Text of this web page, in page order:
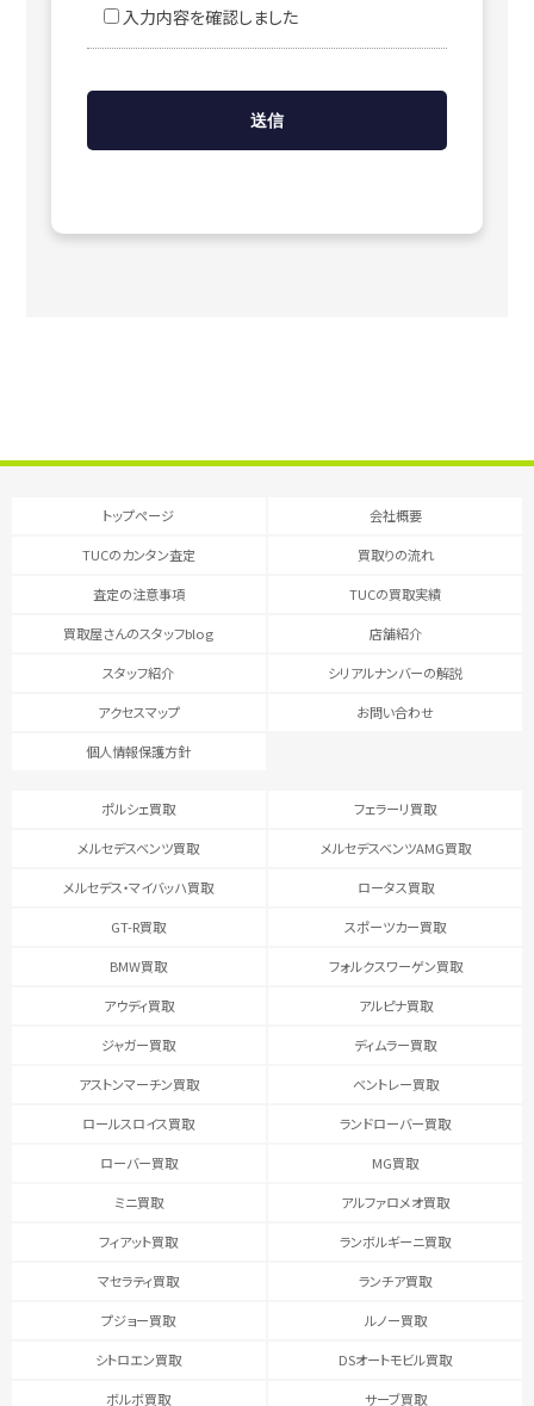
入力内容を確認しました
トップページ 会社概要
TUCのカンタン査定 買取りの流れ
査定の注意事項 TUCの買取実績
買取屋さんのスタッフblog 店舗紹介
スタッフ紹介 シリアルナンバーの解説
アクセスマップ お問い合わせ
個人情報保護方針
ポルシェ買取 フェラーリ買取
メルセデスベンツ買取 メルセデスベンツAMG買取
メルセデス・マイバッハ買取 ロータス買取
GT-R買取 スポーツカー買取
BMW買取 フォルクスワーゲン買取
アウディ買取 アルピナ買取
ジャガー買取 ディムラー買取
アストンマーチン買取 ベントレー買取
ロールスロイス買取 ランドローバー買取
ローバー買取 MG買取
ミニ買取 アルファロメオ買取
フィアット買取 ランボルギーニ買取
マセラティ買取 ランチア買取
プジョー買取 ルノー買取
シトロエン買取 DSオートモビル買取
ボルボ買取 サーブ買取